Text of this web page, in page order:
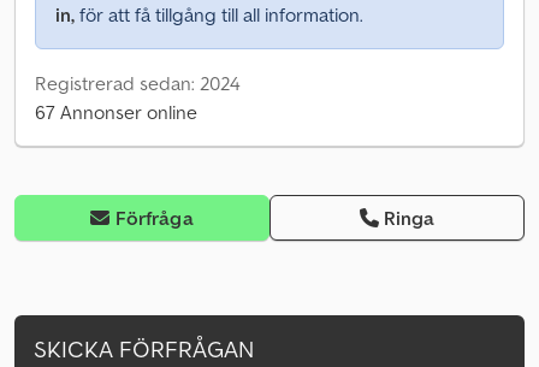
in, för att få tillgång till all information.
Registrerad sedan: 2024
67 Annonser online
Förfråga Ringa
SKICKA FÖRFRÅGAN